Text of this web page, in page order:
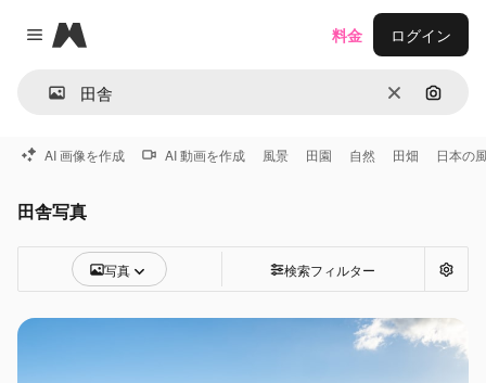
Close menu
Magnific
消去 画像で
料金 ログイン
AI 画像を作成 AI 動画を作成 風景 田園 自然 田畑 日本の
田舎写真
写真 検索フィルター